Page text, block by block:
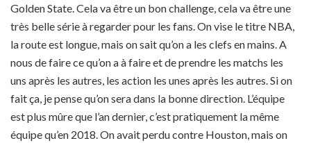
Golden State. Cela va être un bon challenge, cela va être une
très belle série à regarder pour les fans. On vise le titre NBA,
la route est longue, mais on sait qu’on a les clefs en mains. A
nous de faire ce qu’on a à faire et de prendre les matchs les
uns après les autres, les action les unes après les autres. Si on
fait ça, je pense qu’on sera dans la bonne direction. L’équipe
est plus mûre que l’an dernier, c’est pratiquement la même
équipe qu’en 2018. On avait perdu contre Houston, mais on